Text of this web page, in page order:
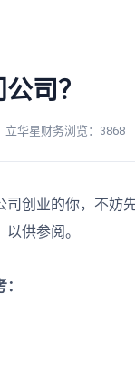
司？
立华星财务浏览： 3868
业的你，不妨
供参阅。